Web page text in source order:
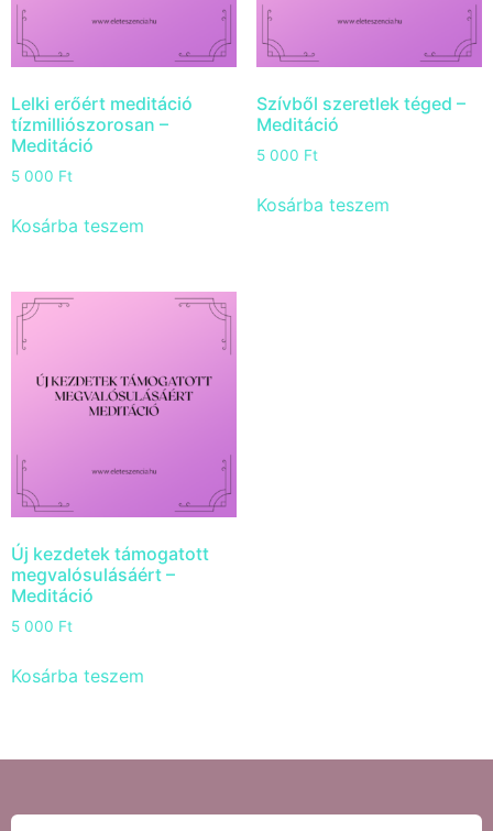
Lelki erőért meditáció
tízmilliószorosan –
Meditáció
5 000 Ft
Kosárba teszem
Szívből szeretlek téged –
Meditáció
5 000 Ft
Kosárba teszem
Új kezdetek támogatott
megvalósulásáért –
Meditáció
5 000 Ft
Kosárba teszem